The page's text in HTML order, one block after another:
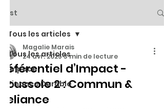
Post
Tous les articles
Impact
Finance Durable
Tous les articles
Référentiel d’Impact -
Boussole 2 : Commun &
Reliance
Magalie Marais
24 avr. 2025 3 min de lecture